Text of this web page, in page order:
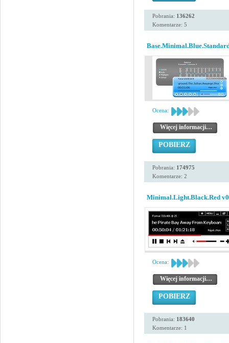
Pobrania: 136262
Komentarze: 5
Ocena:
Więcej informacji…
POBIERZ
Pobrania: 174975
Komentarze: 2
Minimal.Light.Black.Red
Ocena:
Więcej informacji…
POBIERZ
Pobrania: 183640
Komentarze: 1